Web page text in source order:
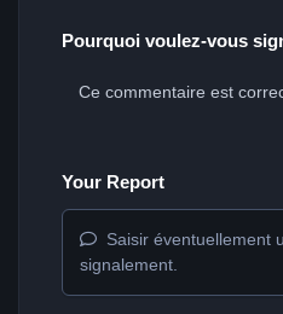
Pourquoi voulez-vous
Your Report
Saisir éventuellement
signalement.